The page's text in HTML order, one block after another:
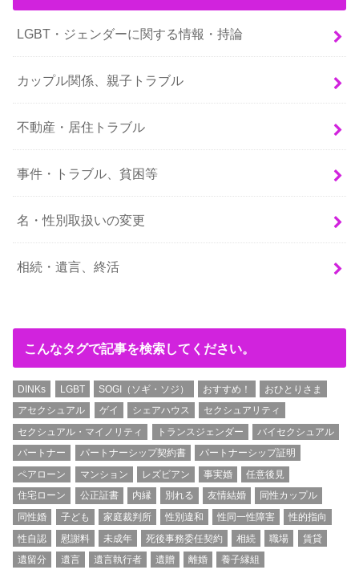
LGBT・ジェンダーに関する情報・持論
カップル関係、親子トラブル
不動産・居住トラブル
事件・トラブル、貧困等
名・性別取扱いの変更
相続・遺言、終活
こんなタグで記事を検索してください。
DINKs LGBT SOGI（ソギ・ソジ） おすすめ！
おひとりさま
アセクシュアル
ゲイ シェアハウス
セクシュアリティ
セクシュアル・マイノリティ
トランスジェンダー
バイセクシュアル
パートナー
パートナーシップ契約書
パートナーシップ証明
ペアローン
マンション レズビアン 事実婚
任意後見
住宅ローン
公正証書 内縁 別れる 友情結婚
同性カップル
同性婚
子ども 家庭裁判所 性別違和 性同一性障害
性的指向
性自認
慰謝料 未成年 死後事務委任契約 相続 職場
賃貸
遺留分
遺言 遺言執行者 遺贈 離婚 養子縁組